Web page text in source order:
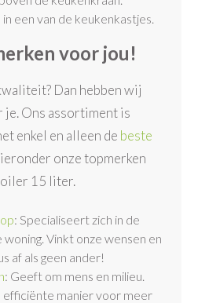
een van de keukenkastjes.
voor jou!
Dan hebben wij
je. Ons assortiment is
enkel en alleen de beste
onze topmerken
15 liter.
: Specialiseert zich in de
Vinkt onze wensen en
af als geen ander!
: Geeft om mens en milieu.
efficiënte manier voor meer